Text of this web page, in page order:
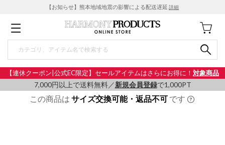
【お知らせ】熊本地域地震の影響による配送遅延 詳細
【連休クーポン|公式EC限定】セールアイテムはさらにお得に！ 対象商品
7,000円以上で送料無料／新規会員登録で1,000PT
この商品は サイズ交換可能・返品不可 です